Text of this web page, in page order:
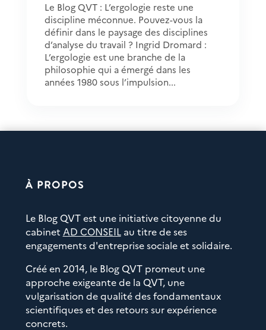
Le Blog QVT : L’ergologie reste une
discipline méconnue. Pouvez-vous la
définir dans le paysage des disciplines
d’analyse du travail ? Ingrid Dromard :
L’ergologie est une branche de la
philosophie qui a émergé dans les
années 1980 sous l’impulsion...
À PROPOS
Le Blog QVT est une initiative citoyenne du
cabinet AD CONSEILau titre de ses
engagements d'entreprise sociale et solidaire.
Créé en 2014, le Blog QVT promeut une
approche exigeante de la QVT, une
vulgarisation de qualité des fondamentaux
scientifiques et des retours sur expérience
concrets.